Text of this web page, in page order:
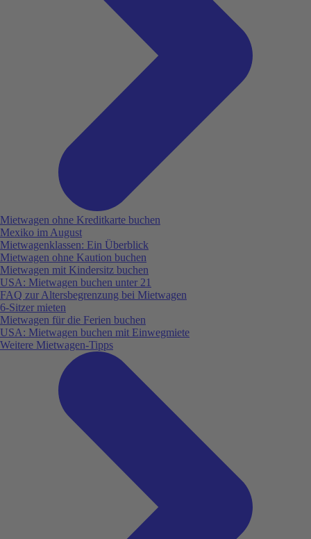
Mietwagen ohne Kreditkarte buchen
Mexiko im August
Mietwagenklassen: Ein Überblick
Mietwagen ohne Kaution buchen
Mietwagen mit Kindersitz buchen
USA: Mietwagen buchen unter 21
FAQ zur Altersbegrenzung bei Mietwagen
6-Sitzer mieten
Mietwagen für die Ferien buchen
USA: Mietwagen buchen mit Einwegmiete
Weitere Mietwagen-Tipps